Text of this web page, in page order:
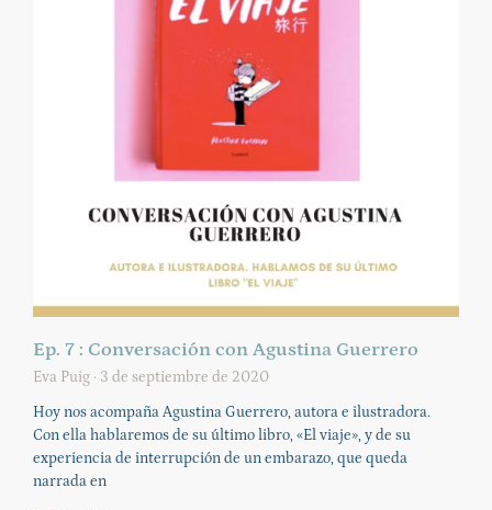
Ep. 7 : Conversación con Agustina Guerrero
Eva Puig
3 de septiembre de 2020
Hoy nos acompaña Agustina Guerrero, autora e ilustradora.
Con ella hablaremos de su último libro, «El viaje», y de su
experiencia de interrupción de un embarazo, que queda
narrada en